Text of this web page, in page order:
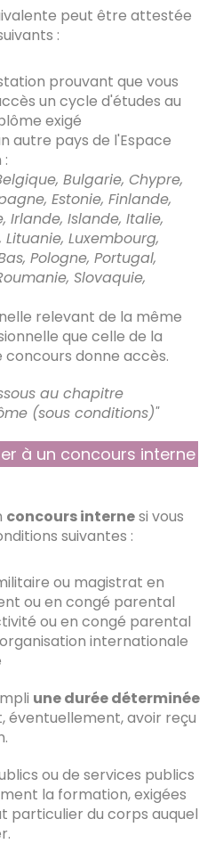
peut être attestée
:
prouvant que vous
un cycle d'études au
exigé
autre pays de l'Espace
Bulgarie, Chypre,
Estonie, Finlande,
Irlande, Islande, Italie,
Luxembourg,
Pologne, Portugal,
Slovaquie,
relevant de la même
que celle de la
concours donne accès.
au chapitre
(sous conditions)"
à un concours interne
concours internesi vous
suivantes :
ou magistrat en
ou en congé parental
ou en congé parental
internationale
une durée déterminée
éventuellement, avoir reçu
ou de services publics
la formation, exigées
particulier du corps auquel